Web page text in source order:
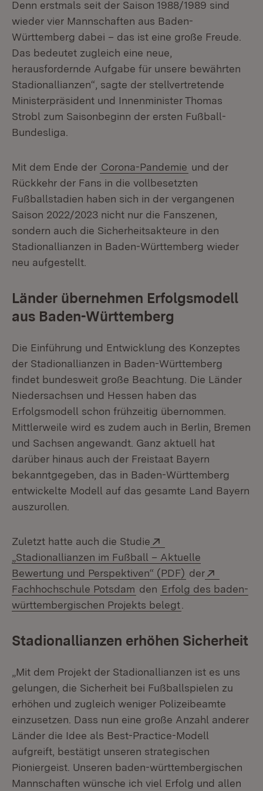
Denn erstmals seit der Saison 1988/1989 sind
wieder vier Mannschaften aus Baden-
Württemberg dabei – das ist eine große Freude.
Das bedeutet zugleich eine neue,
herausfordernde Aufgabe für unsere bewährten
Stadionallianzen“, sagte der stellvertretende
Ministerpräsident und Innenminister Thomas
Strobl zum Saisonbeginn der ersten Fußball-
Bundesliga.
Mit dem Ende der Corona-Pandemie und der
Rückkehr der Fans in die vollbesetzten
Fußballstadien haben sich in der vergangenen
Saison 2022/2023 nicht nur die Fanszenen,
sondern auch die Sicherheitsakteure in den
Stadionallianzen in Baden-Württemberg wieder
neu aufgestellt.
Länder übernehmen Erfolgsmodell
aus Baden-Württemberg
Die Einführung und Entwicklung des Konzeptes
der Stadionallianzen in Baden-Württemberg
findet bundesweit große Beachtung. Die Länder
Niedersachsen und Hessen haben das
Erfolgsmodell schon frühzeitig übernommen.
Mittlerweile wird es zudem auch in Berlin, Bremen
und Sachsen angewandt. Ganz aktuell hat
darüber hinaus auch der Freistaat Bayern
bekanntgegeben, das in Baden-Württemberg
entwickelte Modell auf das gesamte Land Bayern
auszurollen.
Zuletzt hatte auch die Studie
„Stadionallianzen im Fußball – Aktuelle
Bewertung und Perspektiven“ (PDF) (Öffnet in
der
Fachhochschule Potsdam (Öffnet in neuem Fenster)
den Erfolg des baden-
württembergischen Projekts belegt
Stadionallianzen erhöhen Sicherheit
„Mit dem Projekt der Stadionallianzen ist es uns
gelungen, die Sicherheit bei Fußballspielen zu
erhöhen und zugleich weniger Polizeibeamte
einzusetzen. Dass nun eine große Anzahl anderer
Länder die Idee als Best-Practice-Modell
aufgreift, bestätigt unseren strategischen
Pioniergeist. Unseren baden-württembergischen
Mannschaften wünsche ich viel Erfolg und allen